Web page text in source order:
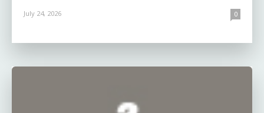
July 24, 2026 0